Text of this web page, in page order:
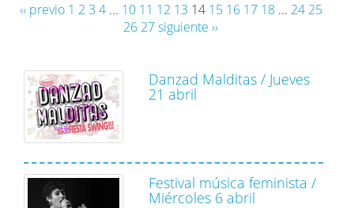
‹‹ previo 1 2 3 4... 10 11 12 13 14 15 16 17 18... 24 25
26 27siguiente ››
Danzad Malditas / Jueves
21 abril
Festival música feminista /
Miércoles 6 abril